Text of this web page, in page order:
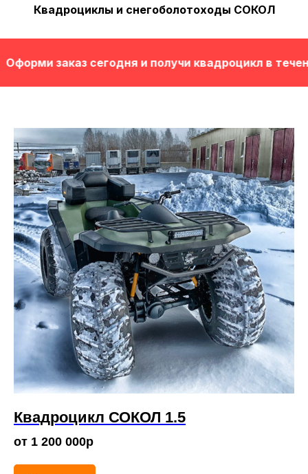
Квадроциклы и снегоболотоходы СОКОЛ
заказ сегодня и получи квадроцикл в течение
Квадроцикл СОКОЛ 1.5
от 1 200 000р